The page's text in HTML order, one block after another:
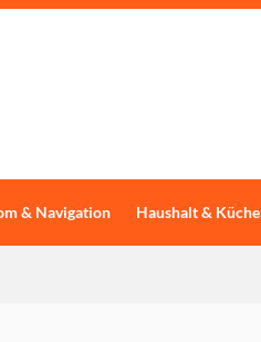
& Navigation Haushalt & Küche